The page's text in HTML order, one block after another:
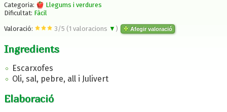
Categoria:
Llegums i verdures
Dificultat: Fàcil
Valoració: 3 /5 (1 valoracions ▼ ) Afegir valoració
Ingredients
Escarxofes
Oli, sal, pebre, all i Julivert
Elaboració